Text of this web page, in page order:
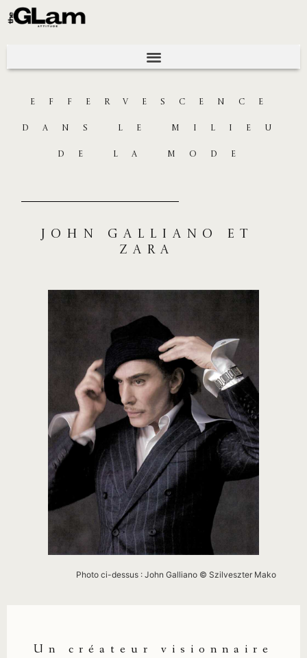
EFFERVESCENCE
DANS LE MILIEU
DE LA MODE
John Galliano et
zara
Photo ci-dessus : John Galliano © Szilveszter Mako
Un créateur visionnaire